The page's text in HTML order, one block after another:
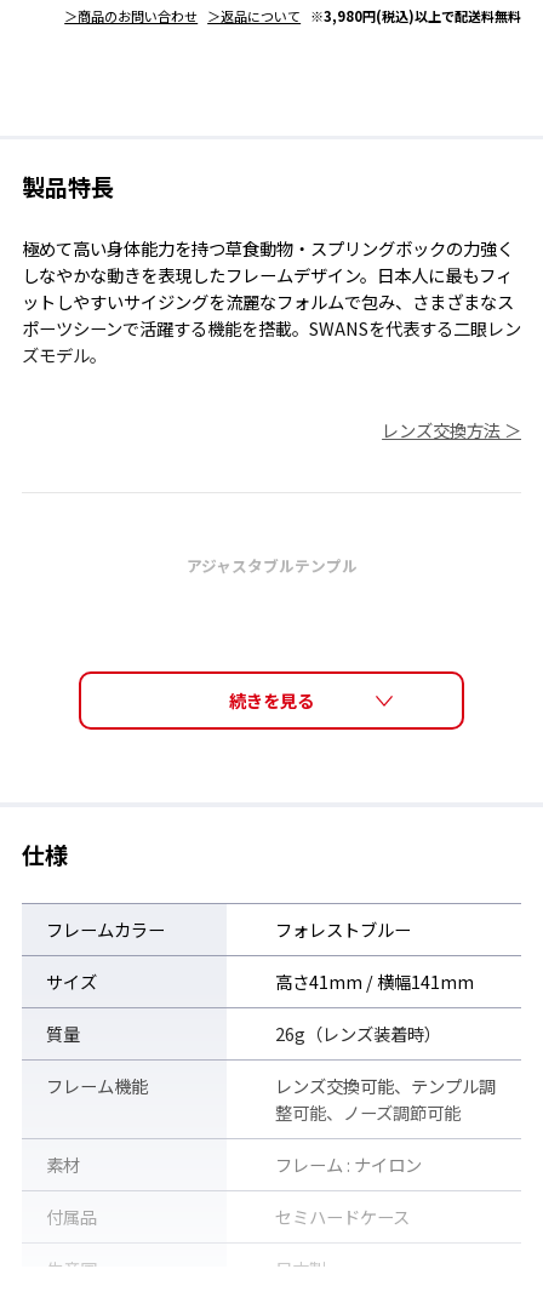
＞商品のお問い合わせ ＞返品について ※3,980円(税込)以上で配送料無料
製品特長
極めて高い身体能力を持つ草食動物・スプリングボックの力強く
しなやかな動きを表現したフレームデザイン。日本人に最もフィ
ットしやすいサイジングを流麗なフォルムで包み、さまざまなス
ポーツシーンで活躍する機能を搭載。SWANSを代表する二眼レン
ズモデル。
レンズ交換方法 ＞
アジャスタブルテンプル
調整が可能。
※可動範囲は、滑り止め効果のあるラバー部分です。テンプル
は、過度な力を加えると破損の原因になりますので、取り扱いに
はご注意ください。
レンズ交換可能
仕様
フレームカラー フォレストブルー
サイズ 高さ41mm / 横幅141mm
質量 26g（レンズ装着時）
フレーム機能
レンズ交換可能、テンプル調
整可能、ノーズ調節可能
素材 フレーム : ナイロン
付属品 セミハードケース
生産国 日本製